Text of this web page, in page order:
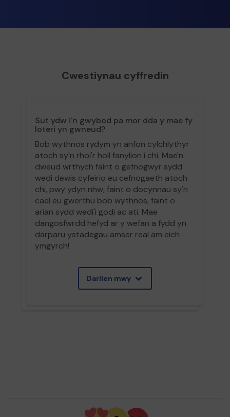
Cwestiynau cyffredin
Sut ydw i'n gwybod pa mor dda y mae fy
loteri yn gwneud?
Bob wythnos rydym yn anfon cylchlythyr
atoch sy'n rhoi'r holl fanylion i chi. Mae'n
dweud wrthych faint o gefnogwyr sydd
wedi dewis cyfeirio eu cefnogaeth atoch
chi, pwy ydyn nhw, faint o docynnau sy'n
cael eu gwerthu bob wythnos, faint o
arian sydd wedi'i godi ac ati. Mae
dangosfwrdd hefyd ar y wefan a fydd yn
darparu ystadegau amser real am eich
ymgyrch!
Darllen mwy